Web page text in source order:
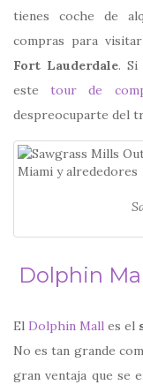
tienes coche de
compras para
Fort Lauderdale. Si
estetour de
despreocuparte del
Dolphin
El Dolphin Mall es el
No es tan grande
gran ventaja que se